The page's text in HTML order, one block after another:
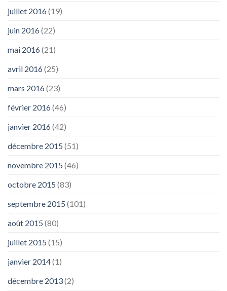
juillet 2016(19)
juin 2016(22)
mai 2016(21)
avril 2016(25)
mars 2016(23)
février 2016(46)
janvier 2016(42)
décembre 2015 (51)
novembre 2015 (46)
octobre 2015 (83)
septembre 2015 (101)
août 2015 (80)
juillet 2015 (15)
janvier 2014(1)
décembre 2013(2)